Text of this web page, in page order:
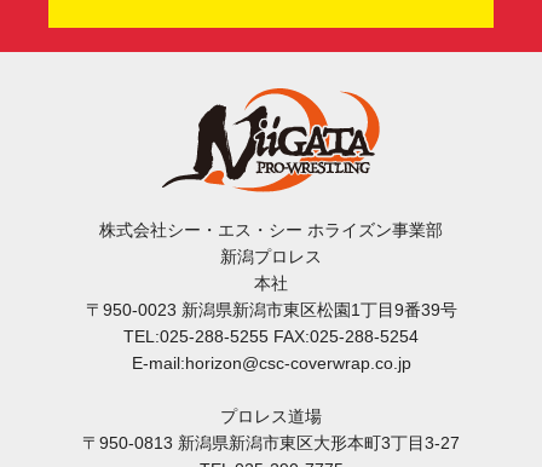
株式会社シー・エス・シー ホライズン事業部
新潟プロレス
本社
〒950-0023 新潟県新潟市東区松園1丁目9番39号
TEL:025-288-5255 FAX:025-288-5254
E-mail:horizon@csc-coverwrap.co.jp
プロレス道場
〒950-0813 新潟県新潟市東区大形本町3丁目3-27